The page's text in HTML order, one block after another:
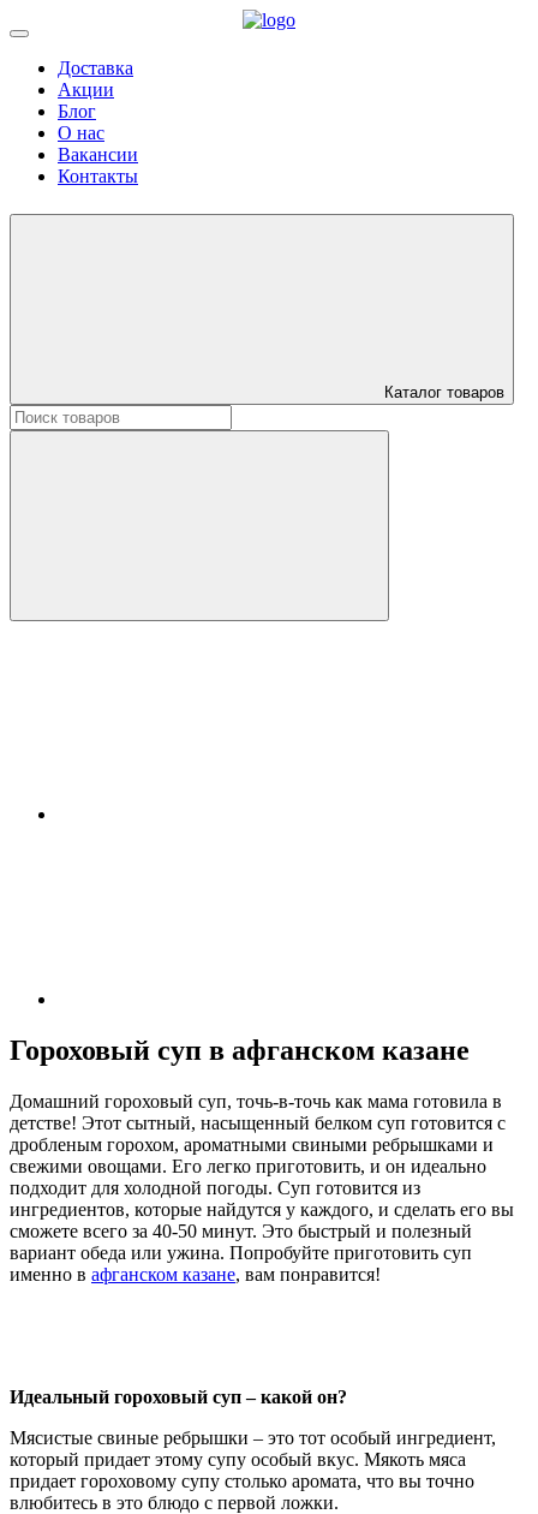
Доставка
Акции
Блог
О нас
Вакансии
Контакты
Каталог товаров
Искать:
Гороховый суп в афганском казане
Домашний гороховый суп, точь-в-точь как мама готовила в
детстве! Этот сытный, насыщенный белком суп готовится с
дробленым горохом, ароматными свиными ребрышками и
свежими овощами. Его легко приготовить, и он идеально
подходит для холодной погоды. Суп готовится из
ингредиентов, которые найдутся у каждого, и сделать его вы
сможете всего за 40-50 минут. Это быстрый и полезный
вариант обеда или ужина. Попробуйте приготовить суп
именно в афганском казане, вам понравится!
Идеальный гороховый суп – какой он?
Мясистые свиные ребрышки – это тот особый ингредиент,
который придает этому супу особый вкус. Мякоть мяса
придает гороховому супу столько аромата, что вы точно
влюбитесь в это блюдо с первой ложки.